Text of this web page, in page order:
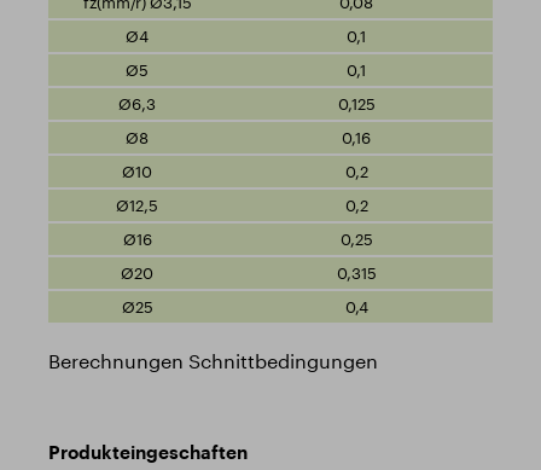
0,1
0,1
0,125
0,16
0,2
0,2
0,25
0,315
0,4
Berechnungen Schnittbedingungen
Produkteingeschaften